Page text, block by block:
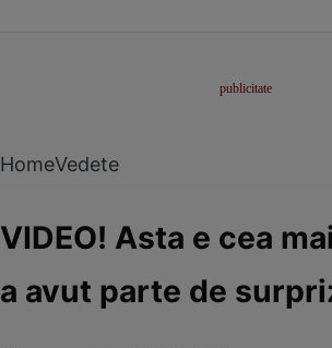
HomeVedete
VIDEO! Asta e cea
a avut parte de